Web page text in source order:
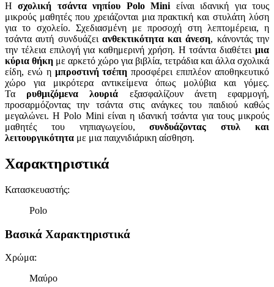
Η σχολική τσάντα νηπίου Polo Mini είναι ιδανική για τους
μικρούς μαθητές που χρειάζονται μια πρακτική και στυλάτη λύση
για το σχολείο. Σχεδιασμένη με προσοχή στη λεπτομέρεια, η
τσάντα αυτή συνδυάζει ανθεκτικότητα και άνεση, κάνοντάς την
την τέλεια επιλογή για καθημερινή χρήση. Η τσάντα διαθέτει μια
κύρια θήκη με αρκετό χώρο για βιβλία, τετράδια και άλλα σχολικά
είδη, ενώ η μπροστινή τσέπη προσφέρει επιπλέον αποθηκευτικό
χώρο για μικρότερα αντικείμενα όπως μολύβια και γόμες.
Τα ρυθμιζόμενα λουριά εξασφαλίζουν άνετη εφαρμογή,
προσαρμόζοντας την τσάντα στις ανάγκες του παιδιού καθώς
μεγαλώνει. Η Polo Mini είναι η ιδανική τσάντα για τους μικρούς
μαθητές του νηπιαγωγείου,συνδυάζοντας στυλ και
λειτουργικότητα με μια παιχνιδιάρικη αίσθηση.
Χαρακτηριστικά
Κατασκευαστής:
Polo
Βασικά Χαρακτηριστικά
Χρώμα:
Μαύρο